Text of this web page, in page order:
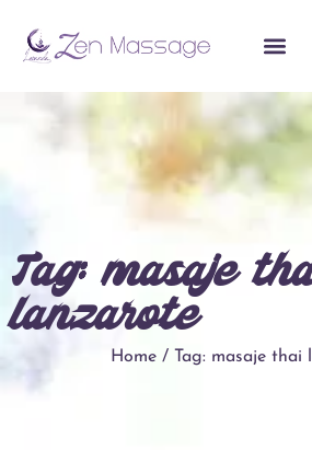
Tag: masaje
lanzarote
Home / Tag: masaje thai